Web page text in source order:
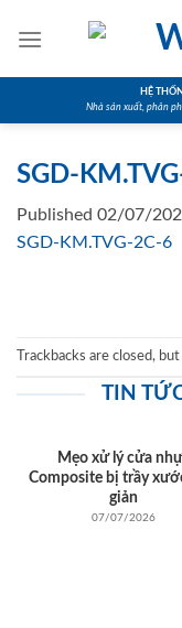
HỆ
Nhà sản xuất, phân
SGD-
Published 02/07/
SGD-KM.TVG-2C-6
Trackbacks are closed,
TIN
Mẹo xử lý cửa
Composite bị trầy
giản
07/07/2026